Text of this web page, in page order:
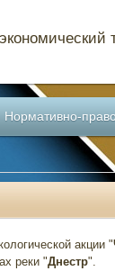
Нормативно-
акции "
реки "Днестр".